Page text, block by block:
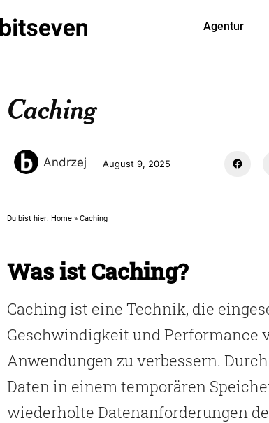
Agentur
Caching
Andrzej August 9, 2025
Du bist hier: Home » Caching
Was ist Caching?
Caching ist eine Technik, die
Geschwindigkeit und Performance
Anwendungen zu verbessern.
Daten in einem temporären
wiederholte Datenanforderungen